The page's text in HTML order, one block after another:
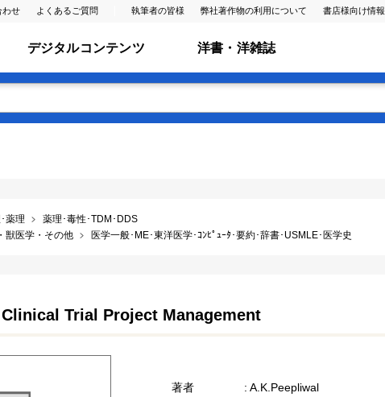
わせ よくあるご質問 執筆者の皆様 弊社著作物の利用について 書店様向け情報
デジタルコンテンツ 洋書・洋雑誌
薬理
薬理･毒性･TDM･DDS
獣医学・その他 医学一般･ME･東洋医学･ｺﾝﾋﾟｭｰﾀ･要約･辞書･USMLE･医学史
Clinical Trial Project Management
著者 : A.K.Peepliwal